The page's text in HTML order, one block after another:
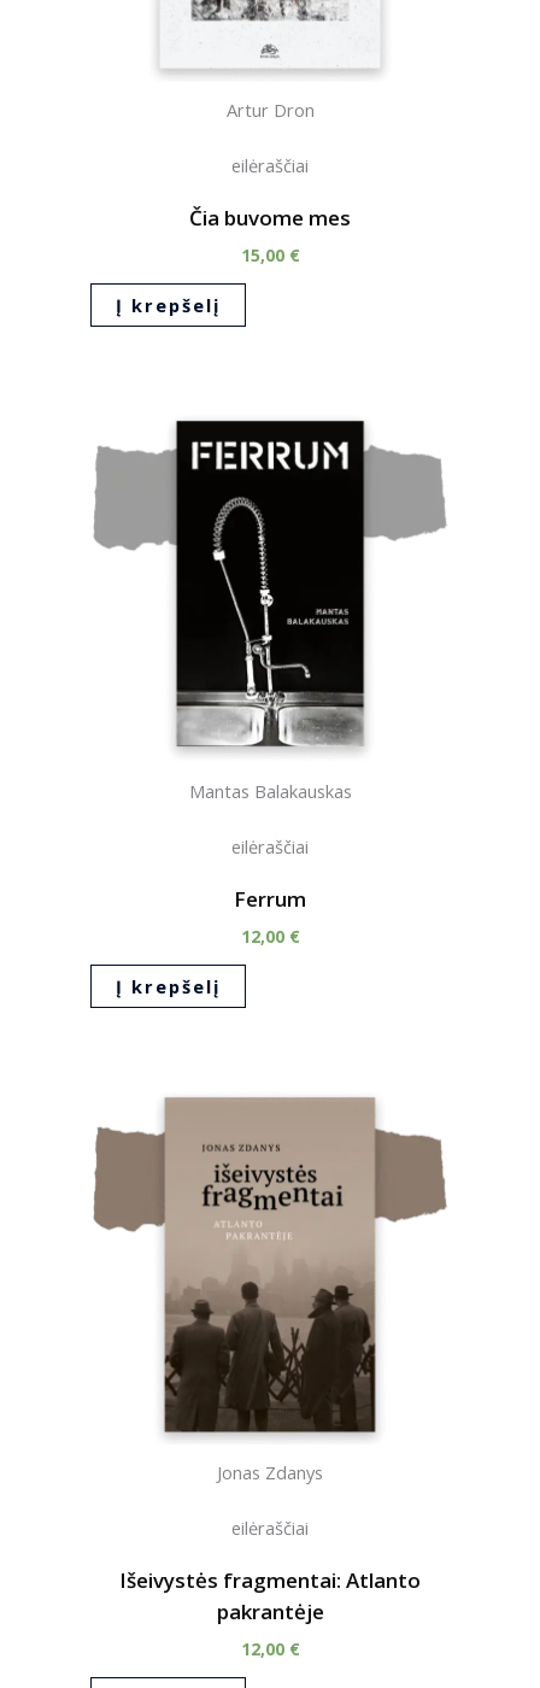
Artur Dron
eilėraščiai
Čia buvome mes
15,00 €
Į krepšelį
Mantas Balakauskas
eilėraščiai
Ferrum
12,00 €
Į krepšelį
Jonas Zdanys
eilėraščiai
Išeivystės fragmentai: Atlanto
pakrantėje
12,00 €